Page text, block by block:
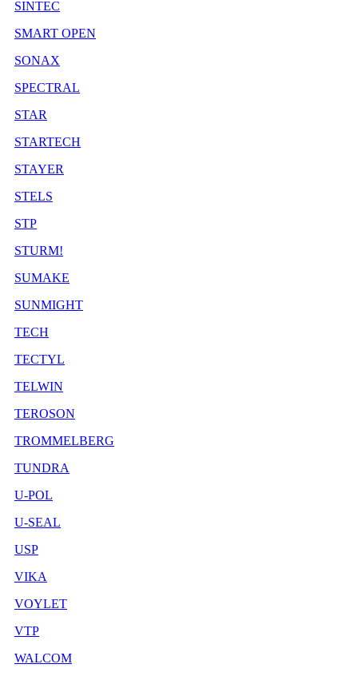
SINTEC
SMART OPEN
SONAX
SPECTRAL
STAR
STARTECH
STAYER
STELS
STP
STURM!
SUMAKE
SUNMIGHT
TECH
TECTYL
TELWIN
TEROSON
TROMMELBERG
TUNDRA
U-POL
U-SEAL
USP
VIKA
VOYLET
VTP
WALCOM